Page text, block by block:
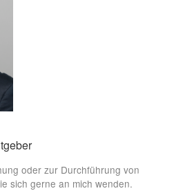
oder zur Durchführung von
sich gerne an mich wenden.